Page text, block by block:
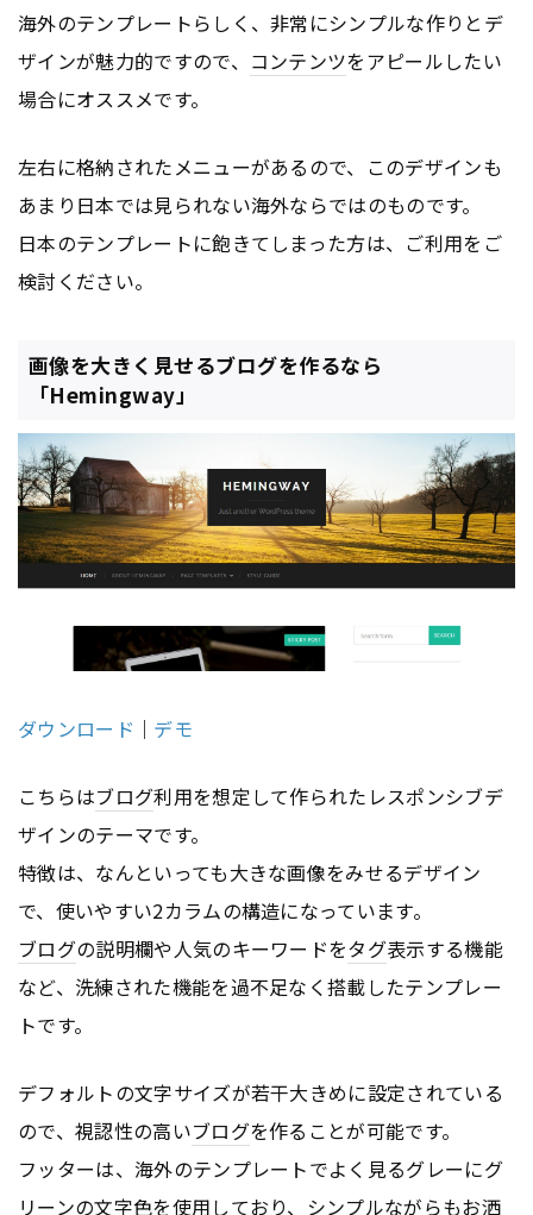
海外のテンプレートらしく、非常にシンプルな作りとデ
ザインが魅力的ですので、 コンテンツをアピールしたい
場合にオススメです。
左右に格納されたメニューがあるので、このデザインも
あまり日本では見られない海外ならではのものです。
日本のテンプレートに飽きてしまった方は、ご利用をご
検討ください。
画像を大きく見せるブログを作るなら
「Hemingway」
ダウンロード ｜ デモ
こちらはブログ利用を想定して作られたレスポンシブデ
ザインのテーマです。
特徴は、なんといっても大きな画像をみせるデザイン
で、使いやすい2カラムの構造になっています。
ブログの説明欄や人気のキーワードをタグ表示する機能
など、洗練された機能を過不足なく搭載したテンプレー
トです。
デフォルトの文字サイズが若干大きめに設定されている
ので、視認性の高いブログを作ることが可能です。
フッターは、海外のテンプレートでよく見るグレーにグ
リーンの文字色を使用しており、シンプルながらもお洒